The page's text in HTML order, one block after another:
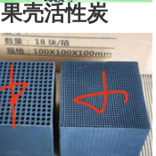
果壳活性炭